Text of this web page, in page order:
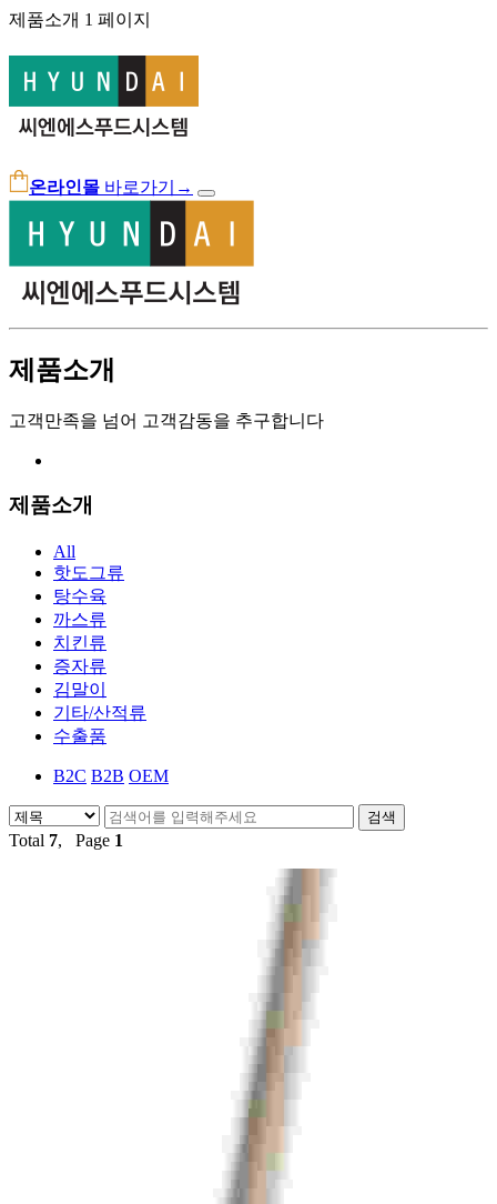
제품소개 1 페이지
온라인몰 바로가기 →
제품소개
고객만족을 넘어 고객감동을 추구합니다
제품소개
All
핫도그류
탕수육
까스류
치킨류
증자류
김말이
기타/산적류
수출품
B2C B2B OEM
Total 7, Page 1